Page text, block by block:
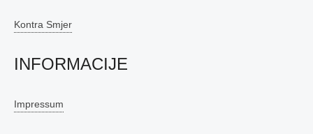
Kontra Smjer
INFORMACIJE
Impressum